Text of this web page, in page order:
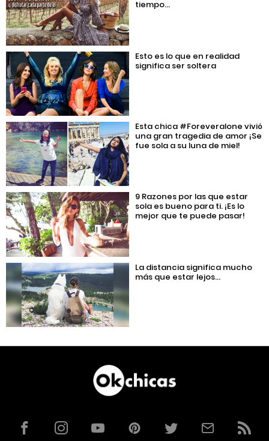
tiempo…
Esto es lo que en realidad
significa ser soltera
Esta chica #Foreveralone vivió
una gran tragedia de amor ¡Se
fue sola a su luna de miel!
9 Razones por las que estar
sola es bueno para ti. ¡Es lo
mejor que te puede pasar!
La distancia significa mucho
más que estar lejos…
FacebookInstagramYouTubePinterestTwitterCorreoRSS